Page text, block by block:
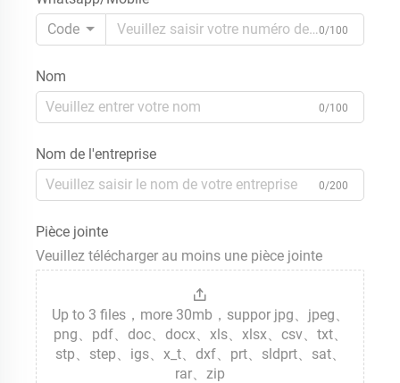
Code
0/100
Nom
0/100
Nom de l'entreprise
0/200
Pièce jointe
Veuillez télécharger au moins une pièce jointe
Up to 3 files，more 30mb，suppor jpg、jpeg、
png、pdf、doc、docx、xls、xlsx、csv、txt、
stp、step、igs、x_t、dxf、prt、sldprt、sat、
rar、zip